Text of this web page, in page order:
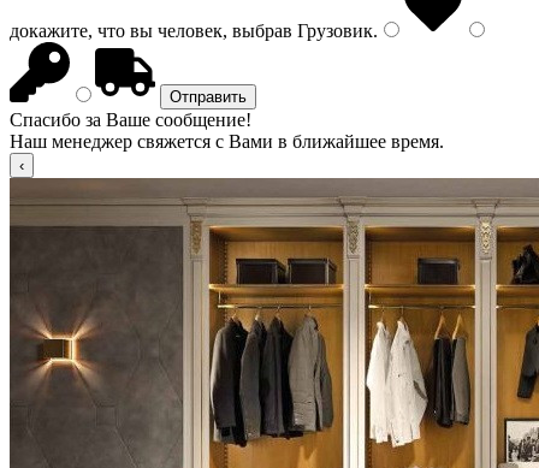
докажите, что вы человек, выбрав Грузовик.
Спасибо за Ваше сообщение!
Наш менеджер свяжется с Вами в ближайшее время.